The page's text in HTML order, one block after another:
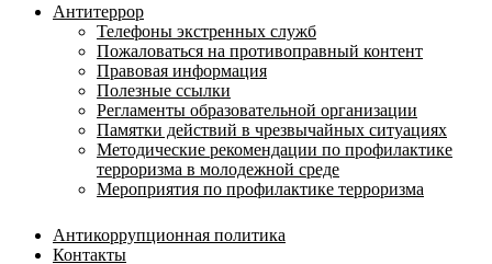
Антитеррор
Телефоны экстренных служб
Пожаловаться на противоправный контент
Правовая информация
Полезные ссылки
Регламенты образовательной организации
Памятки действий в чрезвычайных ситуациях
Методические рекомендации по профилактике
терроризма в молодежной среде
Мероприятия по профилактике терроризма
Антикоррупционная политика
Контакты